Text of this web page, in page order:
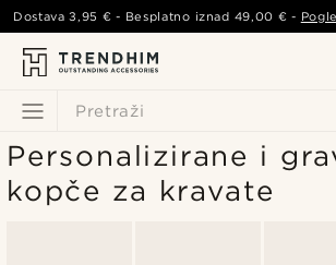
Pretraži
Dostava3,95 € - Besplatno iznad 49,00 € -
Personalizirane i
kopče za kravate